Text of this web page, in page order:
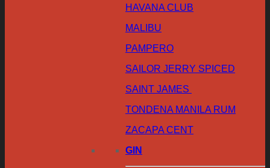
HAVANA CLUB
MALIBU
PAMPERO
SAILOR JERRY SPICED
SAINT JAMES
TONDENA MANILA RUM
ZACAPA CENT
GIN